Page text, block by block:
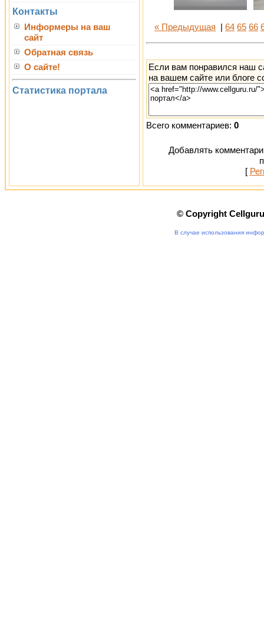
Контакты
Информеры на ваш
сайт
Обратная связь
О сайте!
Статистика портала
« Предыдущая 64 65 66
Если вам понравился наш
на вашем сайте или блоге
Всего комментариев: 0
Добавлять
[
© Copyright
В случае использования